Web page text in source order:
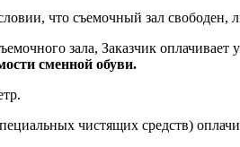
что съемочный зал
зала, Заказчик
сменной обуви.
чистящих средств)